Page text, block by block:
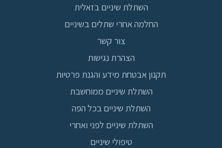
השתלת שיניים בזאלית
החלמה אחרי שתלים בשיניים
צור קשר
הצהרת נגישות
תקנון אבטחת מידע והגנת פרטיות
השתלת שיניים ממוחשבת
השתלת שיניים בכל הפה
השתלת שיניים לפני ואחרי
טיפולי שיניים